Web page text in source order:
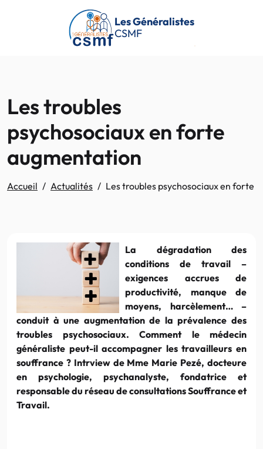
Passer au contenu principal
Les Généralistes
CSMF
Les troubles
psychosociaux en forte
augmentation
Accueil Actualités Les troubles psychosociaux en forte
La dégradation des
conditions de travail –
exigences accrues de
productivité, manque de
moyens, harcèlement… –
conduit à une augmentation de la prévalence des
troubles psychosociaux. Comment le médecin
généraliste peut-il accompagner les travailleurs en
souffrance ? Intrview de Mme Marie Pezé, docteure
en psychologie, psychanalyste, fondatrice et
responsable du réseau de consultations Souffrance et
Travail.